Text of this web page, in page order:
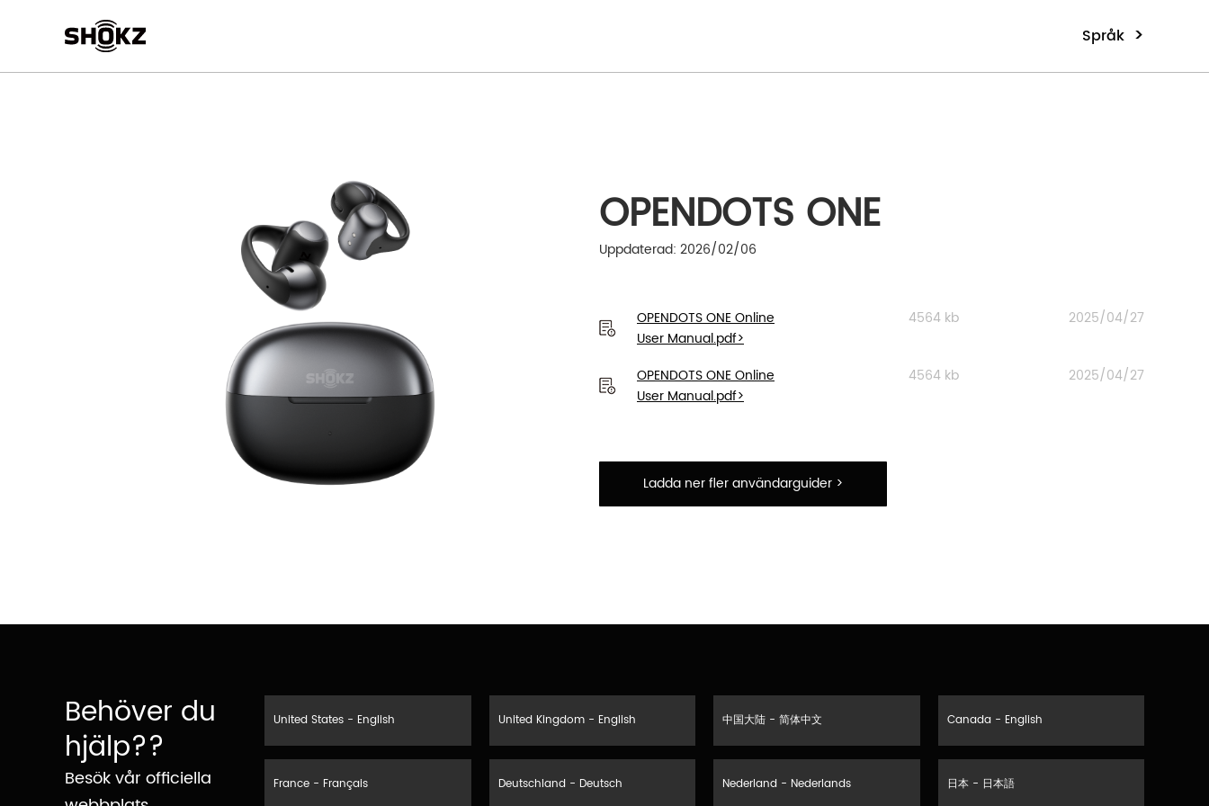
Språk >
OPENDOTS ONE
Uppdaterad: 2026/02/06
OPENDOTS ONE Online
User Manual.pdf>
4564 kb 2025/04/27
OPENDOTS ONE Online
User Manual.pdf>
4564 kb 2025/04/27
Ladda ner fler användarguider >
Behöver du
hjälp??
Besök vår officiella
United States - English United Kingdom - English 中国大陆 - 简体中文 Canada - English
France - Français Deutschland - Deutsch Nederland - Nederlands 日本 - 日本語